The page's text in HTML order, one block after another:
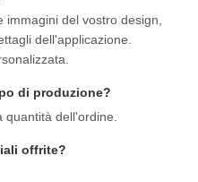
del vostro design,
dell'applicazione.
di produzione?
dell'ordine.
offrite?